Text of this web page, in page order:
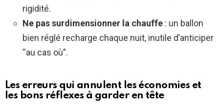
rigidité.
Ne pas surdimensionner la chauffe : un ballon
bien réglé recharge chaque nuit, inutile d’anticiper
“au cas où”.
Les erreurs qui annulent les économies et
les bons réflexes à garder en tête